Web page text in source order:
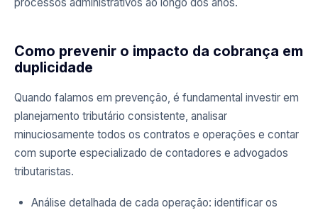
Como prevenir o impacto da cobrança em
duplicidade
Quando falamos em prevenção, é fundamental investir em
planejamento tributário consistente, analisar
minuciosamente todos os contratos e operações e contar
com suporte especializado de contadores e advogados
tributaristas.
Análise detalhada de cada operação: identificar os